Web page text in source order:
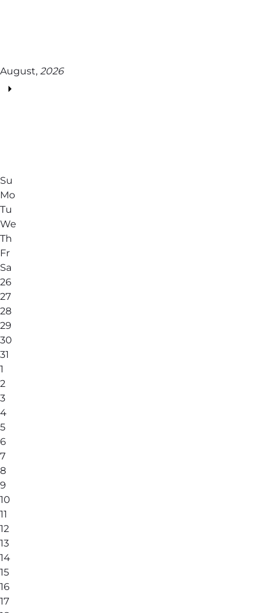
August, 2026
Su
Mo
Tu
We
Th
Fr
Sa
26
27
28
29
30
31
1
2
3
4
5
6
7
8
9
10
11
12
13
14
15
16
17